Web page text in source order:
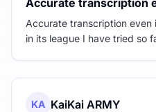
Accurate transcription even
in its league I have tried so
KA KaiKai ARMY